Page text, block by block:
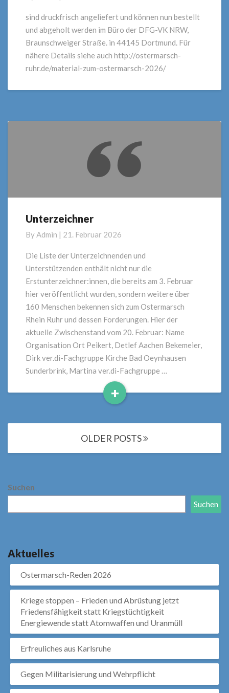
Buttons
sind druckfrisch angeliefert und können nun bestellt
und abgeholt werden im Büro der DFG-VK NRW,
Braunschweiger Straße. in 44145 Dortmund. Für
nähere Details siehe auch http://ostermarsch-
ruhr.de/material-zum-ostermarsch-2026/
Unterzeichner
Unterzeichner
ByAdmin | 21. Februar 2026
Die Liste der Unterzeichnenden und
Unterstützenden enthält nicht nur die
Erstunterzeichner:innen, die bereits am 3. Februar
hier veröffentlicht wurden, sondern weitere über
160 Menschen bekennen sich zum Ostermarsch
Rhein Ruhr und dessen Forderungen. Hier der
aktuelle Zwischenstand vom 20. Februar: Name
Organisation Ort Peikert, Detlef Aachen Bekemeier,
Dirk ver.di-Fachgruppe Kirche Bad Oeynhausen
Sunderbrink, Martina ver.di-Fachgruppe …
+
Read
OLDER POSTS
Suchen
Suchen
Aktuelles
Ostermarsch-Reden 2026
Kriege stoppen – Frieden und Abrüstung jetzt
Friedensfähigkeit statt Kriegstüchtigkeit
Energiewende statt Atomwaffen und Uranmüll
Erfreuliches aus Karlsruhe
Gegen Militarisierung und Wehrpflicht